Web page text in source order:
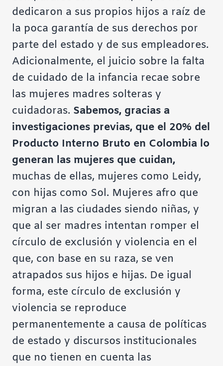
dedicaron a sus propios hijos a raíz de
la poca garantía de sus derechos por
parte del estado y de sus empleadores.
Adicionalmente, el juicio sobre la falta
de cuidado de la infancia recae sobre
las mujeres madres solteras y
cuidadoras. Sabemos, gracias a
investigaciones previas, que el 20% del
Producto Interno Bruto en Colombia lo
generan las mujeres que cuidan,
muchas de ellas, mujeres como Leidy,
con hijas como Sol. Mujeres afro que
migran a las ciudades siendo niñas, y
que al ser madres intentan romper el
círculo de exclusión y violencia en el
que, con base en su raza, se ven
atrapados sus hijos e hijas. De igual
forma, este círculo de exclusión y
violencia se reproduce
permanentemente a causa de políticas
de estado y discursos institucionales
que no tienen en cuenta las